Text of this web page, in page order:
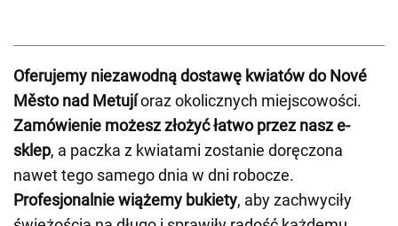
Oferujemy niezawodną dostawę kwiatów do Nové
Město nad Metujíoraz okolicznych miejscowości.
Zamówienie możesz złożyć łatwo przez nasz e-
sklep, a paczka z kwiatami zostanie doręczona
nawet tego samego dnia w dni robocze.
Profesjonalnie wiążemy bukiety, aby zachwyciły